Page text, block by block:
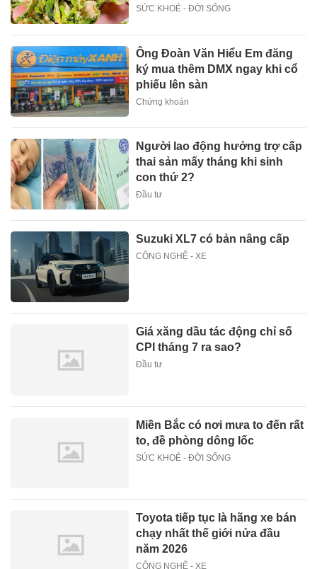
SỨC KHOẺ - ĐỜI SỐNG
Ông Đoàn Văn Hiểu Em đăng
ký mua thêm DMX ngay khi cổ
phiếu lên sàn
Chứng khoán
Người lao động hưởng trợ cấp
thai sản mấy tháng khi sinh
con thứ 2?
Đầu tư
Suzuki XL7 có bản nâng cấp
CÔNG NGHỆ - XE
Giá xăng dầu tác động chỉ số
CPI tháng 7 ra sao?
Đầu tư
Miền Bắc có nơi mưa to đến rất
to, đề phòng dông lốc
SỨC KHOẺ - ĐỜI SỐNG
Toyota tiếp tục là hãng xe bán
chạy nhất thế giới nửa đầu
năm 2026
CÔNG NGHỆ - XE